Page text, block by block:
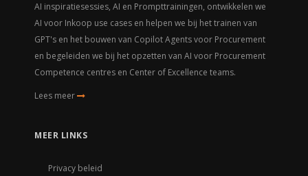
AI inspiratiesessies, AI en Prompttrainingen, ontwikkelen we
AI voor Inkoop use cases en helpen we bij het trainen van
GPT's en het bouwen van Copilot Agents voor Procurement
en begeleiden we bij het opzetten van AI voor Procurement
Competence centres en Center of Excellence teams.
Lees meer
MEER LINKS
Privacy beleid